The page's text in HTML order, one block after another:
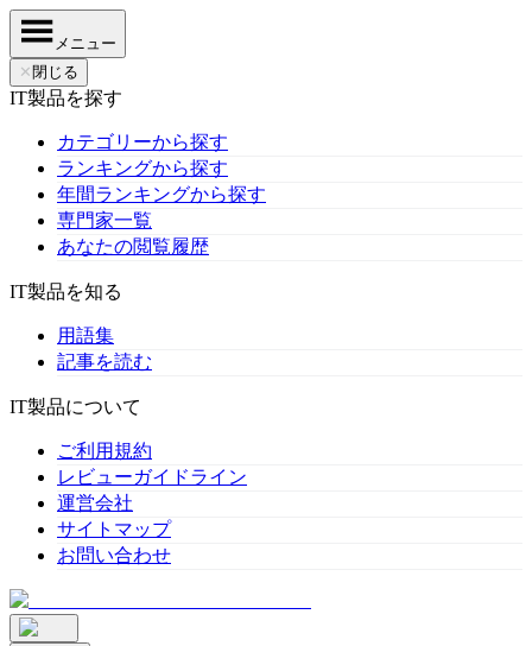
メニュー
✕ 閉じる
IT製品を探す
カテゴリーから探す
ランキングから探す
年間ランキングから探す
専門家一覧
あなたの閲覧履歴
IT製品を知る
用語集
記事を読む
IT製品について
ご利用規約
レビューガイドライン
運営会社
サイトマップ
お問い合わせ